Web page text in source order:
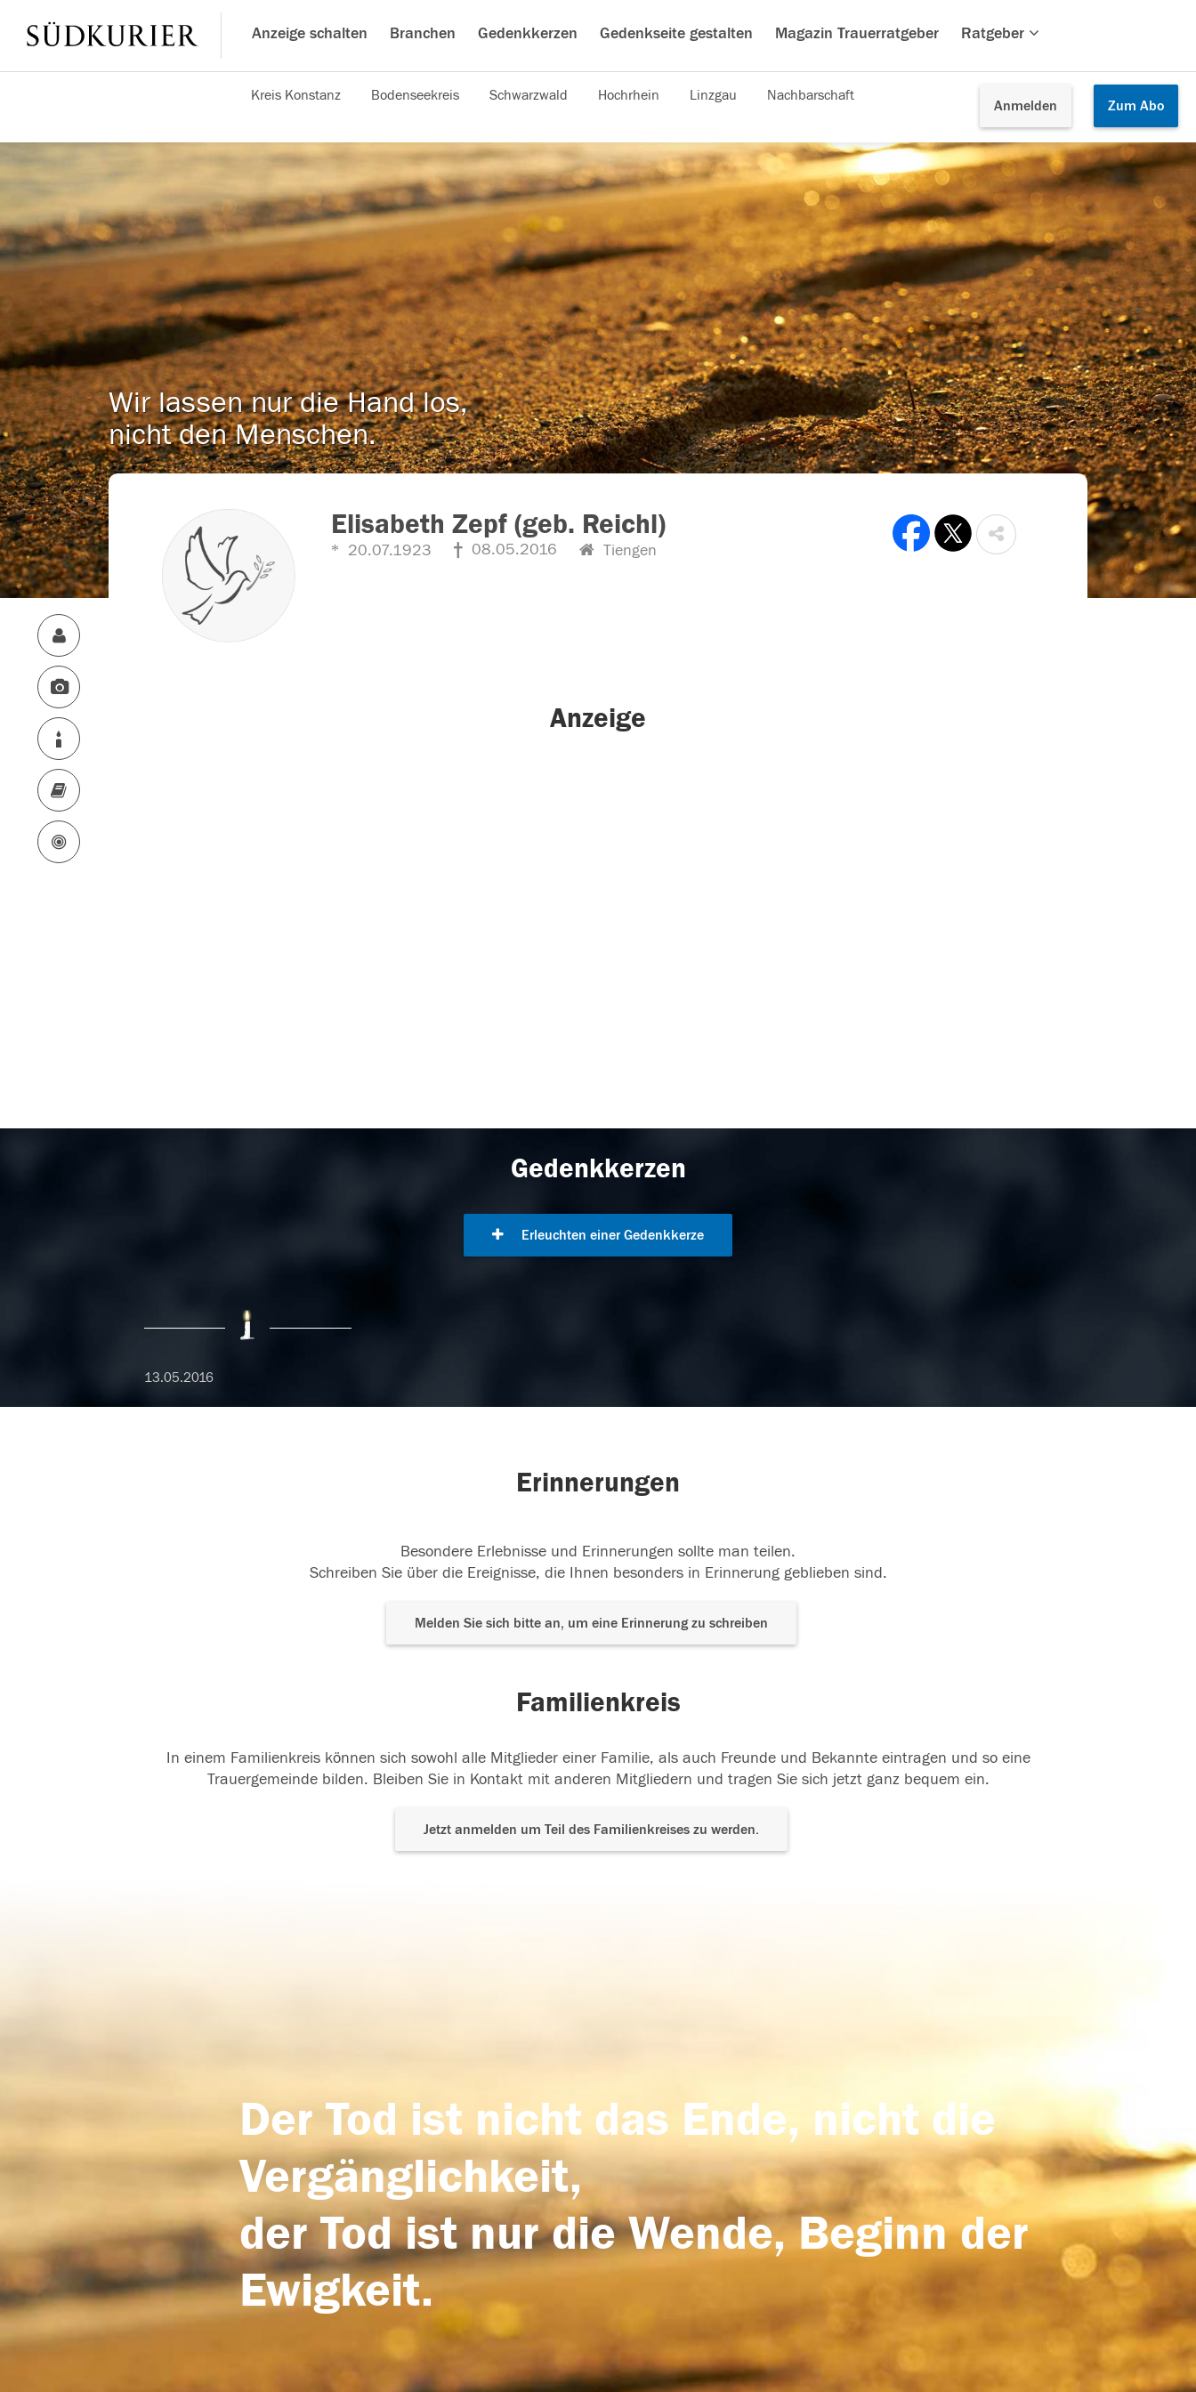
Anzeige schalten Branchen Gedenkkerzen Gedenkseite gestalten Magazin Trauerratgeber Ratgeber
Anmelden Zum Abo
Kreis Konstanz Bodenseekreis Schwarzwald Hochrhein Linzgau Nachbarschaft
Wir lassen nur die Hand los,
nicht den Menschen.
Elisabeth Zepf (geb. Reichl)
20.07.1923 08.05.2016 Tiengen
Anzeige
Gedenkkerzen
Erleuchten einer Gedenkkerze
13.05.2016
Erinnerungen
Besondere Erlebnisse und Erinnerungen sollte man teilen.
Schreiben Sie über die Ereignisse, die Ihnen besonders in Erinnerung geblieben sind.
Melden Sie sich bitte an, um eine Erinnerung zu schreiben
Familienkreis
In einem Familienkreis können sich sowohl alle Mitglieder einer Familie, als auch Freunde und Bekannte eintragen und so eine
Trauergemeinde bilden. Bleiben Sie in Kontakt mit anderen Mitgliedern und tragen Sie sich jetzt ganz bequem ein.
Jetzt anmelden um Teil des Familienkreises zu werden.
Der Tod ist nicht das Ende, nicht die
Vergänglichkeit,
der Tod ist nur die Wende, Beginn der
Ewigkeit.